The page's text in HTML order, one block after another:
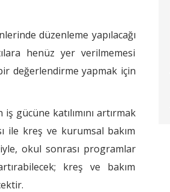
düzenleme yapılacağı
henüz yer verilmemesi
değerlendirme yapmak için
gücüne katılımını artırmak
ile kreş ve kurumsal bakım
okul sonrası programlar
kreş ve bakım